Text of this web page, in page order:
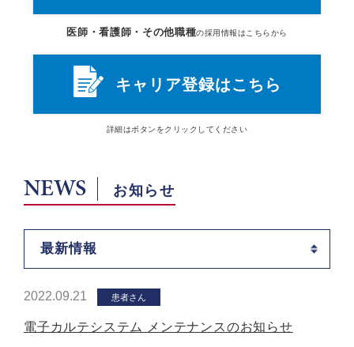
医師・看護師・その他職種の採用情報はこちらから
キャリア登録はこちら
詳細はボタン をクリックしてください
NEWS お知らせ
最新情報
2022.09.21 患者さん
電子カルテシステム メンテナンスのお知らせ